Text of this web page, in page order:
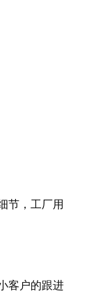
节，工厂用
客户的跟进